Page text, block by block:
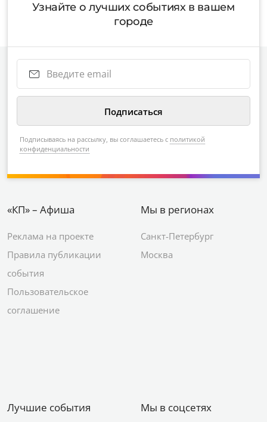
Узнайте о лучших событиях в вашем
городе
Подписываясь на рассылку, вы соглашаетесь с политикой
конфиденциальности
«КП» – Афиша
Реклама на проекте
Правила публикации
события
Пользовательское
соглашение
Мы в регионах
Санкт-Петербург
Москва
Лучшие события Мы в соцсетях